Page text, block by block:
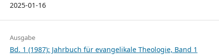
2025-01-16
Ausgabe
Bd. 1 (1987): Jahrbuch für evangelikale Theologie, Band 1